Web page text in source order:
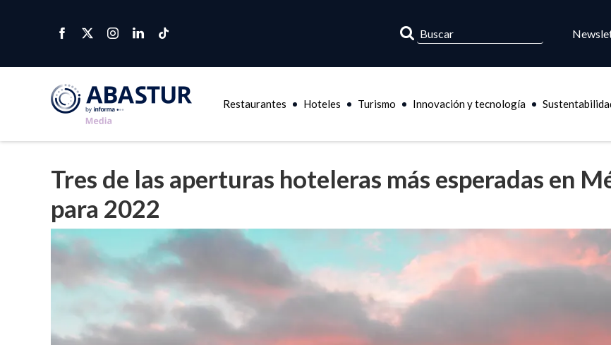
Restaurantes Hoteles Turismo Innovación y tecnología
Tres de las aperturas hoteleras más esperadas en
para 2022